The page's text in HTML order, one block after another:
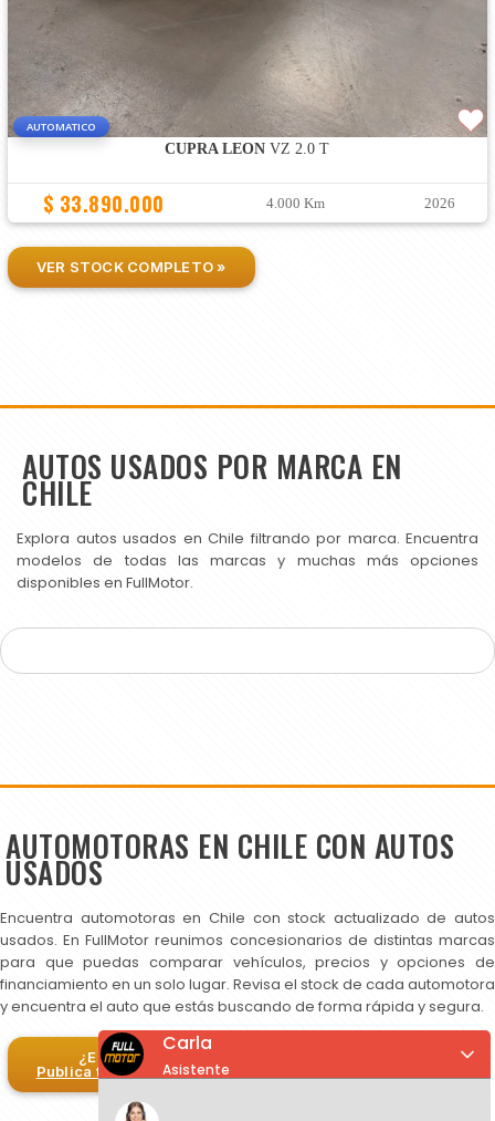
AUTOMATICO
CUPRA LEON VZ 2.0 T
$ 33.890.000 4.000 Km 2026
VER STOCK COMPLETO »
AUTOS USADOS POR MARCA EN
CHILE
Explora autos usados en Chile filtrando por marca. Encuentra
modelos de todas las marcas y muchas más opciones
disponibles en FullMotor.
AUTOMOTORAS EN CHILE CON AUTOS
USADOS
Encuentra automotoras en Chile con stock actualizado de autos
usados. En FullMotor reunimos concesionarios de distintas marcas
para que puedas comparar vehículos, precios y opciones de
financiamiento en un solo lugar. Revisa el stock de cada automotora
y encuentra el auto que estás buscando de forma rápida y segura.
¿Eres automotora?
Publica tus autos en FullMotor
Carla
Asistente